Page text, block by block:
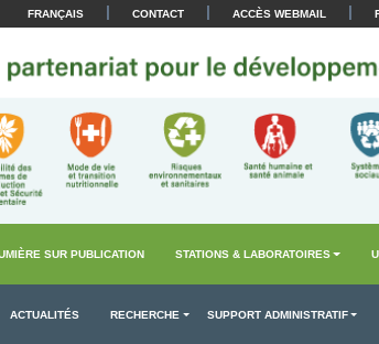
FRANÇAIS | CONTACT | ACCÈS WEBMAIL |
SUR PUBLICATION STATIONS & LABORATOIRES
ACTUALITÉS RECHERCHE SUPPORT ADMINISTRATIF